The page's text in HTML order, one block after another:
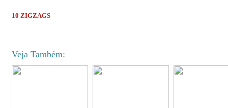
10 ZIGZAGS
Veja Também: